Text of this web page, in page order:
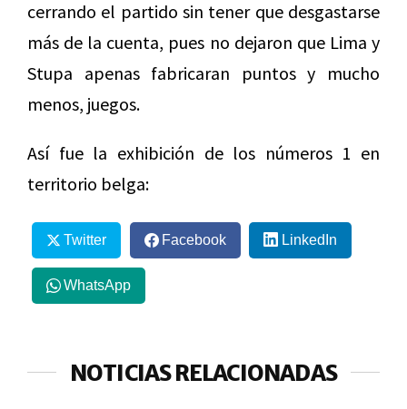
cerrando el partido sin tener que desgastarse
más de la cuenta, pues no dejaron que Lima y
Stupa apenas fabricaran puntos y mucho
menos, juegos.
Así fue la exhibición de los números 1 en
territorio belga:
Twitter Facebook LinkedIn
WhatsApp
NOTICIAS RELACIONADAS